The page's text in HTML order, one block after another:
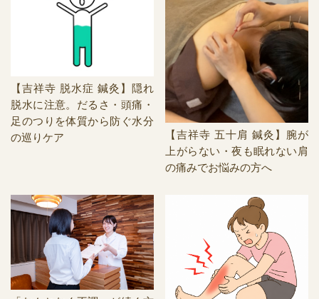
【吉祥寺 脱水症 鍼灸】隠れ
脱水に注意。だるさ・頭痛・
足のつりを体質から防ぐ水分
の巡りケア
【吉祥寺 五十肩 鍼灸】腕が
上がらない・夜も眠れない肩
の痛みでお悩みの方へ